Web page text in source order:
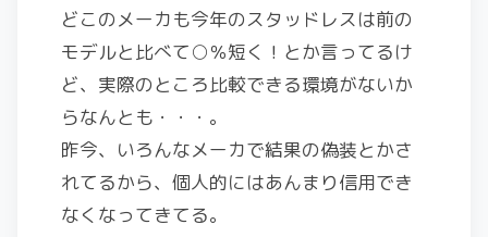
どこのメーカも今年のスタッドレスは前の
モデルと比べて○％短く！とか言ってるけ
ど、実際のところ比較できる環境がないか
らなんとも・・・。
昨今、いろんなメーカで結果の偽装とかさ
れてるから、個人的にはあんまり信用でき
なくなってきてる。